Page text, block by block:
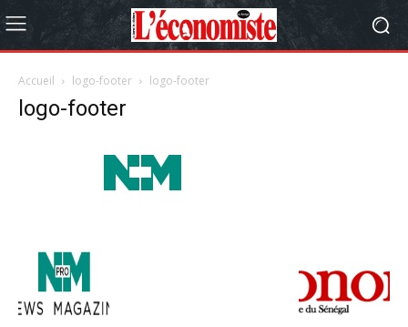
Accueil logo-footer logo-footer
logo-footer